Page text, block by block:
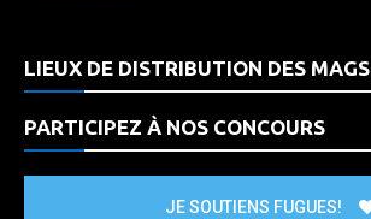
LIEUX DE DISTRIBUTION DES MAGS
PARTICIPEZ À NOS CONCOURS
JE SOUTIENS FUGUES!